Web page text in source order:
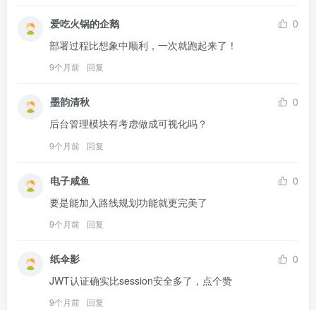
爱吃火锅的企鹅
0
部署过程比想象中顺利，一次就跑起来了！
9个月前 回复
墨韵清秋
0
后台管理模块有考虑做成可视化吗？
9个月前 回复
电子咸鱼
0
要是能加入路线规划功能就更完美了
9个月前 回复
纸伞影
0
JWT认证确实比session安全多了，点个赞
9个月前 回复